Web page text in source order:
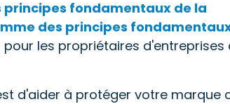
principes fondamentaux de la
des principes
pour les propriétaires
d'aider à protéger votre marque